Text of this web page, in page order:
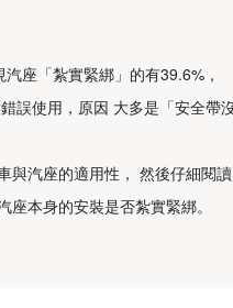
座「紮實緊綁」的有39.6%，
誤使用，原因 大多是「安全帶沒
與汽座的適用性， 然後仔細閱讀
本身的安裝是否紮實緊綁。